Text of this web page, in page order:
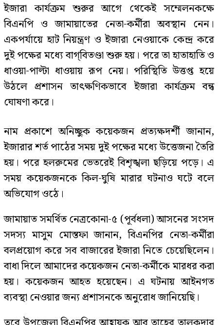
ইজারা কার্যক্রম শুরুর আগে থেকেই সম্মেলনকক্ষে
বিএনপি ও জামায়াতের নেতা-কর্মীরা অবস্থান নেন।
একপর্যায়ে হাট নিয়ন্ত্রণ ও ইজারা নেওয়াকে কেন্দ্র করে
দুই পক্ষের মধ্যে বাগ্‌বিতণ্ডা শুরু হয়। পরে তা হাতাহাতি ও
ধাওয়া-পাল্টা ধাওয়ায় রূপ নেয়। পরিস্থিতি উত্তপ্ত হয়ে
উঠলে প্রশাসন তাৎক্ষণিকভাবে ইজারা কার্যক্রম বন্ধ
ঘোষণা করে।
নাম প্রকাশে অনিচ্ছুক কয়েকজন প্রত্যক্ষদর্শী জানান,
ইজারার শর্ত পাঠের সময় দুই পক্ষের মধ্যে উত্তেজনা তৈরি
হয়। পরে হলরুমের ভেতরেই বিশৃঙ্খলা ছড়িয়ে পড়ে। এ
সময় কয়েকজনকে কিল-ঘুষি মারার ঘটনাও ঘটে বলে
অভিযোগ ওঠে।
জামায়াত সমর্থিত নেত্রকোনা-৫ (পূর্বধলা) আসনের সংসদ
সদস্য মাসুম মোস্তফা জানান, বিএনপির নেতা-কর্মীরা
বলপ্রয়োগ করে সব বাজারের ইজারা নিতে চেয়েছিলেন।
বাধা দিলে আমাদের কয়েকজন নেতা-কর্মীকে মারধর করা
হয়। কয়েকজন আহত হয়েছেন। এ ঘটনায় আইনগত
ব্যবস্থা নেওয়ার জন্য প্রশাসনকে অনুরোধ জানিয়েছি।